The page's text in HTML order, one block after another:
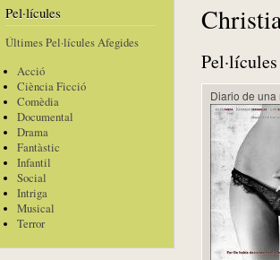
Pel·lícules
Últimes Pel·lícules Afegides
Acció
Ciència Ficció
Comèdia
Documental
Drama
Fantàstic
Infantil
Social
Intriga
Musical
Terror
Diario de una